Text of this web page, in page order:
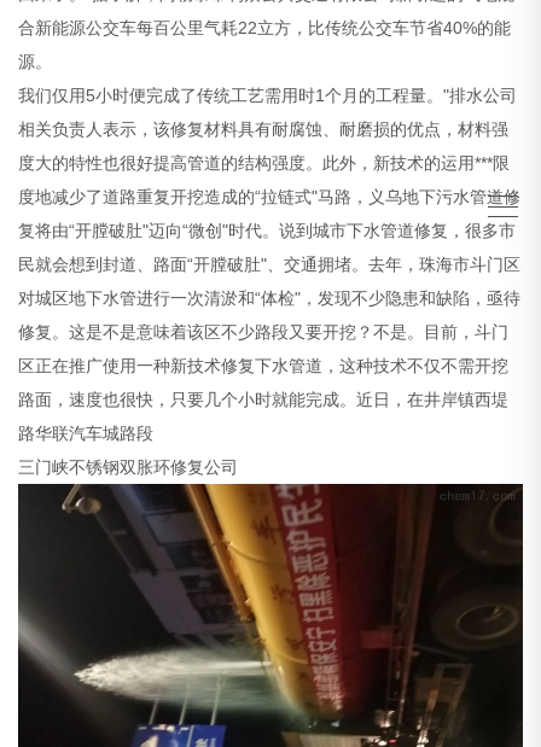
合新能源公交车每百公里气耗22立方，比传统公交车节省40%的能
源。
我们仅用5小时便完成了传统工艺需用时1个月的工程量。"排水公司
相关负责人表示，该修复材料具有耐腐蚀、耐磨损的优点，材料强
度大的特性也很好提高管道的结构强度。此外，新技术的运用***限
度地减少了道路重复开挖造成的“拉链式"马路，义乌地下污水管道修
复将由“开膛破肚"迈向“微创"时代。说到城市下水管道修复，很多市
民就会想到封道、路面“开膛破肚"、交通拥堵。去年，珠海市斗门区
对城区地下水管进行一次清淤和“体检"，发现不少隐患和缺陷，亟待
修复。这是不是意味着该区不少路段又要开挖？不是。目前，斗门
区正在推广使用一种新技术修复下水管道，这种技术不仅不需开挖
路面，速度也很快，只要几个小时就能完成。近日，在井岸镇西堤
路华联汽车城路段
三门峡不锈钢双胀环修复公司